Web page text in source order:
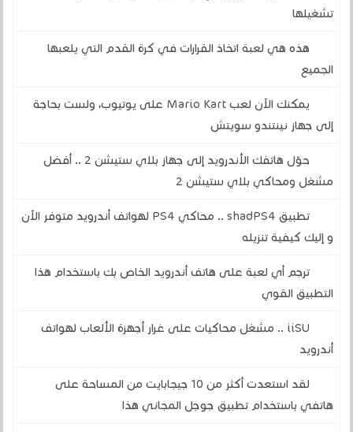
تشغيلها
هذه هي لعبة اتخاذ القرارات في كرة القدم التي يلعبها
الجميع
يمكنك الآن لعب Mario Kart على يوتيوب، ولست بحاجة
إلى جهاز نينتندو سويتش
حوّل هاتفك الأندرويد إلى جهاز بلاي ستيشن 2 .. أفضل
مشغل ومحاكي بلاي ستيشن 2
تطبيق shadPS4 .. محاكي PS4 لهواتف أندرويد متوفر الآن
و إليك كيفية تنزيله
ترجم أي لعبة على هاتف أندرويد الخاص بك باستخدام هذا
التطبيق القوي
iiSU .. مشغل محاكيات على غرار أجهزة الألعاب لهواتف
أندرويد
لقد استعدت أكثر من 10 جيجابايت من المساحة على
هاتفي باستخدام تطبيق جوجل المجاني هذا